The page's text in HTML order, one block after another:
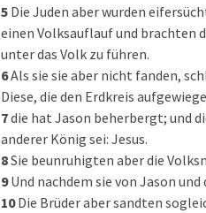
5 Die Juden aber wurden
einen Volksauflauf und brachten
unter das Volk zu führen.
6Als sie sie aber nicht fanden,
Diese, die den Erdkreis
7die hat Jason beherbergt; und
anderer König sei: Jesus.
8Sie beunruhigten aber die
9Und nachdem sie von Jason
10Die Brüder aber sandten